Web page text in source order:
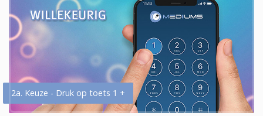
2a. Keuze - Druk op toets 1 +